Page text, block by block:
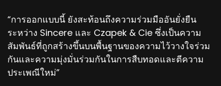
“การออกแบบนี้ ยังสะท้อนถึงความร่วมมืออันยั่งยืน
ระหว่าง Sincere และ Czapek & Cie ซึ่งเป็นความ
สัมพันธ์ที่ถูกสร้างขึ้นบนพื้นฐานของความไว้วางใจร่วม
กันและความมุ่งมั่นร่วมกันในการสืบทอดและตีความ
ประเพณีใหม่”